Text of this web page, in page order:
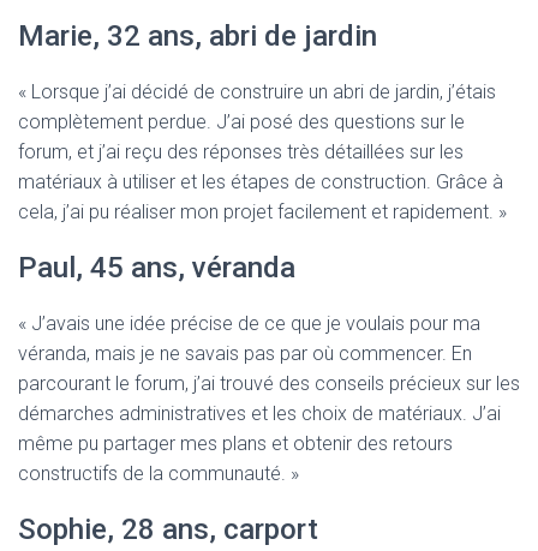
Marie, 32 ans, abri de jardin
« Lorsque j’ai décidé de construire un abri de jardin, j’étais
complètement perdue. J’ai posé des questions sur le
forum, et j’ai reçu des réponses très détaillées sur les
matériaux à utiliser et les étapes de construction. Grâce à
cela, j’ai pu réaliser mon projet facilement et rapidement. »
Paul, 45 ans, véranda
« J’avais une idée précise de ce que je voulais pour ma
véranda, mais je ne savais pas par où commencer. En
parcourant le forum, j’ai trouvé des conseils précieux sur les
démarches administratives et les choix de matériaux. J’ai
même pu partager mes plans et obtenir des retours
constructifs de la communauté. »
Sophie, 28 ans, carport